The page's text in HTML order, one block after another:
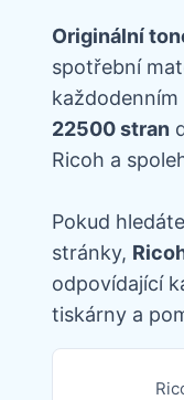
Originální
spotřební
22500 stran
Ricoh a
Pokud
stránky,
odpovídající
tiskárny a